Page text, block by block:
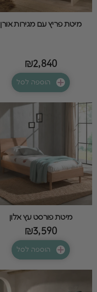
מיטת פריץ עם מגירות אורן
₪2,840
הוספה לסל
מיטת פורסט עץ אלון
₪3,590
הוספה לסל